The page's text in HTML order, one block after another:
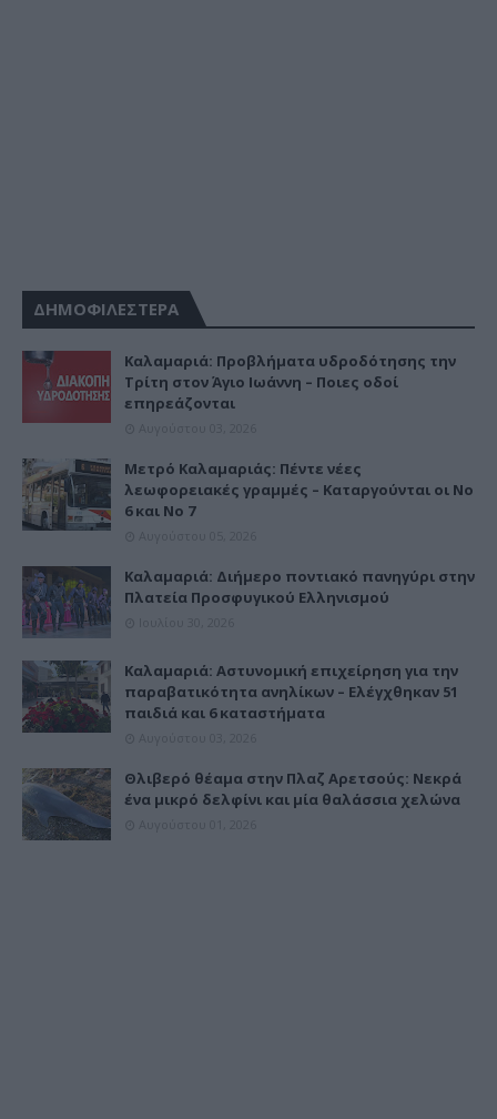
ΔΗΜΟΦΙΛΕΣΤΕΡΑ
Καλαμαριά: Προβλήματα υδροδότησης την
Τρίτη στον Άγιο Ιωάννη – Ποιες οδοί
επηρεάζονται
Μετρό Καλαμαριάς: Πέντε νέες
λεωφορειακές γραμμές – Καταργούνται οι Νο
6 και Νο 7
Καλαμαριά: Διήμερο ποντιακό πανηγύρι στην
Πλατεία Προσφυγικού Ελληνισμού
Καλαμαριά: Αστυνομική επιχείρηση για την
παραβατικότητα ανηλίκων – Ελέγχθηκαν 51
παιδιά και 6 καταστήματα
Θλιβερό θέαμα στην Πλαζ Αρετσούς: Νεκρά
ένα μικρό δελφίνι και μία θαλάσσια χελώνα